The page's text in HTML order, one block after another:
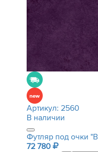
Артикул: 2560
В наличии
Футляр под очки
72 780